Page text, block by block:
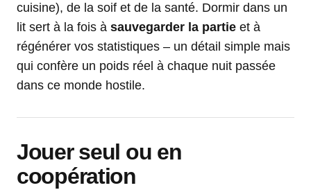
cuisine), de la soif et de la santé. Dormir dans un
lit sert à la fois à sauvegarder la partie et à
régénérer vos statistiques – un détail simple mais
qui confère un poids réel à chaque nuit passée
dans ce monde hostile.
Jouer seul ou en
coopération